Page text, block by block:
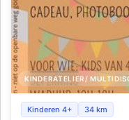
KINDERATELIER/
Creatieve vrijdag -
Kinderen 4+ 34 km